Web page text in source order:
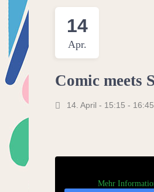
14
Apr.
Comic meets
14. April - 15:15 - 16:45
Mehr